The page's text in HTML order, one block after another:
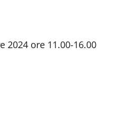
ore 11.00-16.00